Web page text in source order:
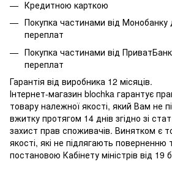
Кредитною карткою
Покупка частинами від Монобанку
переплат
Покупка частинами від
переплат
Гарантія від виробника 12 місяців.
Інтернет-магазин blochka гарантує
товару належної якості, який Вам не
вжитку протягом 14 днів згідно зі
захист прав споживачів. Винятком є
якості, які не підлягають поверненню
постановою Кабінету міністрів від